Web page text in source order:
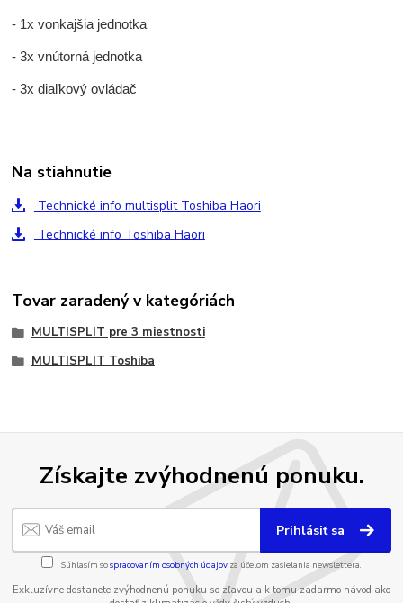
- 1x vonkajšia jednotka
- 3x vnútorná jednotka
- 3x diaľkový ovládač
Na stiahnutie
Technické info multisplit Toshiba Haori
Technické info Toshiba Haori
Tovar zaradený v kategóriách
MULTISPLIT pre 3 miestnosti
MULTISPLIT Toshiba
Získajte zvýhodnenú ponuku.
Prihlásiť sa
Súhlasím sospracovaním osobných údajov za účelom zasielania newslettera.
Exkluzívne dostanete zvýhodnenú ponuku so zľavou a k tomu zadarmo návod ako